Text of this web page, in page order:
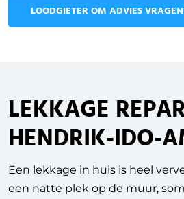
LOODGIETER OM ADVIES
LEKKAGE
HENDRIK-IDO-
Een lekkage in huis is heel
een natte plek op de muur,